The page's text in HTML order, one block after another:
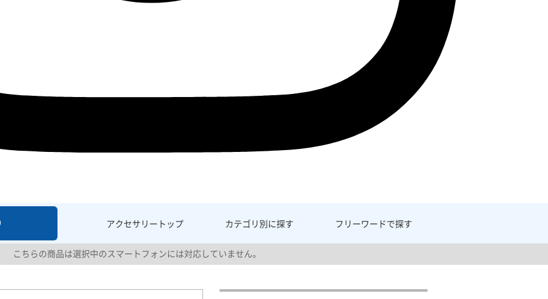
アクセサリー トップ カテゴリ別に探す フリーワードで探す
こちらの商品は選択中のスマートフォンには対応していません。